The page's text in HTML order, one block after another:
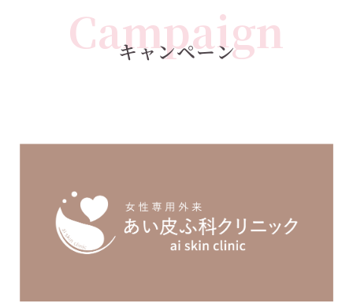
Campaign
キャンペーン